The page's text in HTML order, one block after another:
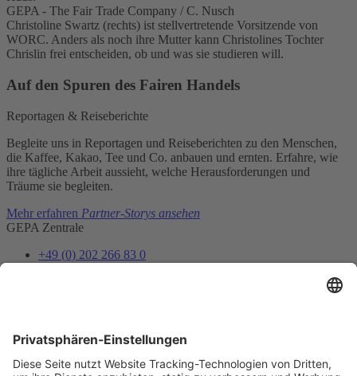
GEPA - The Fair Trade Company / C. Nusch
Christoline Swartz (rechts) ist stellvertretende Vorsitzende von
WORC. Anders als noch ihre Mutter kann Christolines Tochter
Chrislin frei entscheiden, ob und was sie studieren will.
Auf den Spuren des Fairen Handels
Reportagen & Reiseberichte
Begleite uns in Reportagen und Reiseberichten zu den Menschen,
die Kaffee, Kakao, Tee und Co. anbauen und ernten. Erfahre, wie
ihre tägliche Arbeit aussieht, welche Herausforderungen und
Träume sie begleiten.
Mehr erfahren Partner-Storys ansehen
GEPA Zentrale
+49 (0) 202 266 83 0
Jetzt abonnieren